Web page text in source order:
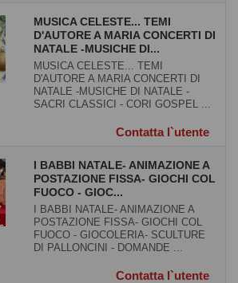
MUSICA CELESTE... TEMI
D'AUTORE A MARIA CONCERTI DI
NATALE -MUSICHE DI...
MUSICA CELESTE... TEMI
D'AUTORE A MARIA CONCERTI DI
NATALE -MUSICHE DI NATALE -
SACRI CLASSICI - CORI GOSPEL ...
Contatta l`utente
I BABBI NATALE- ANIMAZIONE A
POSTAZIONE FISSA- GIOCHI COL
FUOCO - GIOC...
I BABBI NATALE- ANIMAZIONE A
POSTAZIONE FISSA- GIOCHI COL
FUOCO - GIOCOLERIA- SCULTURE
DI PALLONCINI - DOMANDE ...
Contatta l`utente